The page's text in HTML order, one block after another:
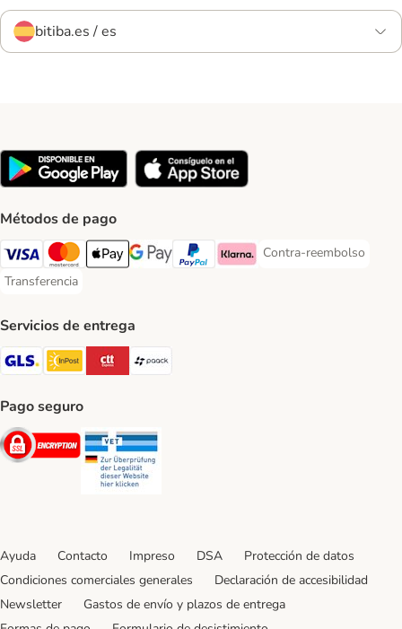
bitiba.es / es
Métodos de pago
Visa Payment Method
Mastercard Payment Method
Apple Pay Payment Method
Google Pay Payment Method
PayPal Payment Method
Klarna Payment Method
Contra-reembolso
Contra-reembolso
Transferencia
Transferencia Payment Method
Servicios de entrega
GLS Shipping Method
InPost Shipping Method
CTTExpress Shipping Method
paack Shipping Method
Pago seguro
Security
Ayuda Contacto Impreso DSA
Protección de datos
Condiciones comerciales generales
Declaración de accesibilidad
Newsletter
Gastos de envío y plazos de entrega